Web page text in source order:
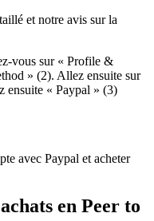
et notre avis sur la
vous sur « Profile &
» (2). Allez ensuite sur
ensuite « Paypal » (3)
avec Paypal et acheter
en Peer to